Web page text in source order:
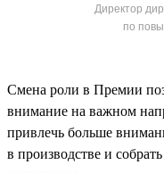
Директор
по
Смена роли в Премии
внимание на важном
привлечь больше
в производстве и